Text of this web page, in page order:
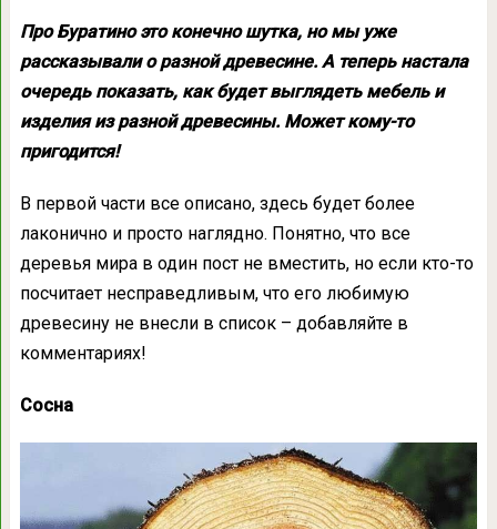
Про Буратино это конечно шутка, но мы уже
рассказывали о разной древесине. А теперь настала
очередь показать, как будет выглядеть мебель и
изделия из разной древесины. Может кому-то
пригодится!
В первой части все описано, здесь будет более
лаконично и просто наглядно. Понятно, что все
деревья мира в один пост не вместить, но если кто-то
посчитает несправедливым, что его любимую
древесину не внесли в список – добавляйте в
комментариях!
Сосна